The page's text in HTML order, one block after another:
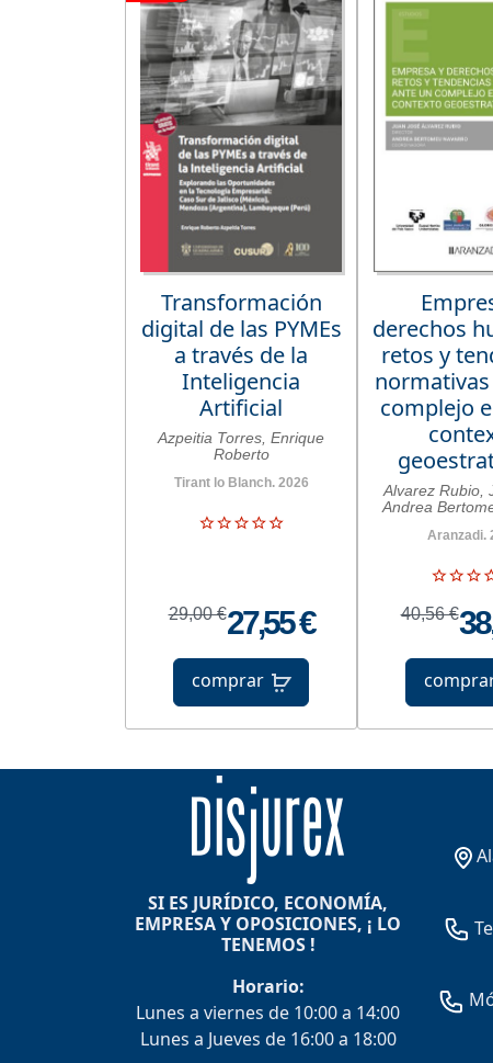
Transformación
digital de las PYMEs
a través de la
Inteligencia
Artificial
Azpeitia Torres, Enrique
Roberto
Tirant lo Blanch. 2026
29,00 €27,55 €
comprar
derechos
retos y
complejo
Alvarez Rubio,
Andrea
Aranzadi.
40,56 €
SI ES JURÍDICO, ECONOMÍA,
EMPRESA Y OPOSICIONES, ¡ LO
TENEMOS !
Horario:
Lunes a viernes de 10:00 a 14:00
Lunes a Jueves de 16:00 a 18:00